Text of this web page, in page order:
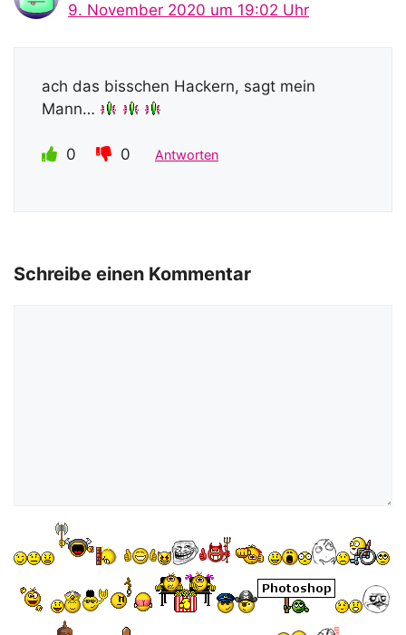
9. November 2020 um 19:02 Uhr
ach das bisschen Hackern, sagt mein
Mann…
0 0 Antworten
Schreibe einen Kommentar